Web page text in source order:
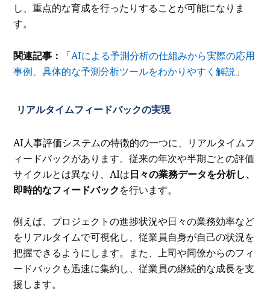
し、重点的な育成を行ったりすることが可能になりま
す。
関連記事： 「AIによる予測分析の仕組みから実際の応用
事例、具体的な予測分析ツールをわかりやすく解説 」
リアルタイムフィードバックの実現
AI人事評価システムの特徴的の一つに、リアルタイムフ
ィードバックがあります。従来の年次や半期ごとの評価
サイクルとは異なり、AIは日々の業務データを分析し、
即時的なフィードバックを行います。
例えば、プロジェクトの進捗状況や日々の業務効率など
をリアルタイムで可視化し、従業員自身が自己の状況を
把握できるようにします。また、上司や同僚からのフィ
ードバックも迅速に集約し、従業員の継続的な成長を支
援します。